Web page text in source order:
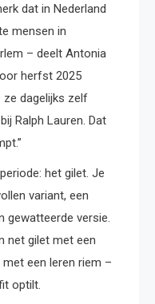
dat in Nederland
mensen in
– deelt Antonia
herfst 2025
ze dagelijks zelf
Ralph Lauren. Dat
het gilet. Je
variant, een
gewatteerde versie.
net gilet met een
een leren riem –
optilt.